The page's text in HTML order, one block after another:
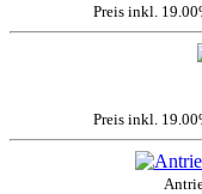
Preis inkl.
Preis inkl.